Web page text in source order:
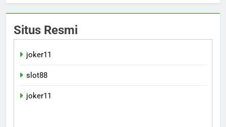
Situs Resmi
joker11
slot88
joker11